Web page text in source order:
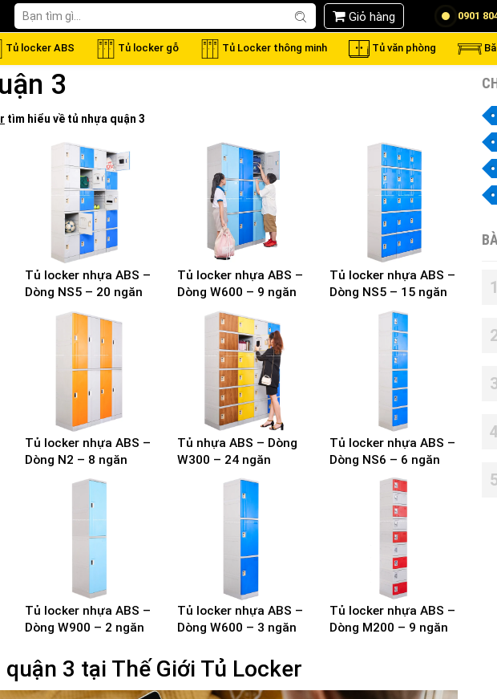
Giỏ hàng 0901
Tủ locker ABS Tủ locker gỗ Tủ Locker thông minh Tủ văn phòng
3
tìm hiểu về tủ nhựa quận 3
Tủ locker nhựa ABS –
Dòng NS5 – 20 ngăn
Tủ locker nhựa ABS –
Dòng W600 – 9 ngăn
Tủ locker nhựa ABS –
Dòng NS5 – 15 ngăn
Tủ locker nhựa ABS –
Dòng N2 – 8 ngăn
Tủ nhựa ABS – Dòng
W300 – 24 ngăn
Tủ locker nhựa ABS –
Dòng NS6 – 6 ngăn
Tủ locker nhựa ABS –
Dòng W900 – 2 ngăn
Tủ locker nhựa ABS –
Dòng W600 – 3 ngăn
Tủ locker nhựa ABS –
Dòng M200 – 9 ngăn
3 tại Thế Giới Tủ Locker
1
4